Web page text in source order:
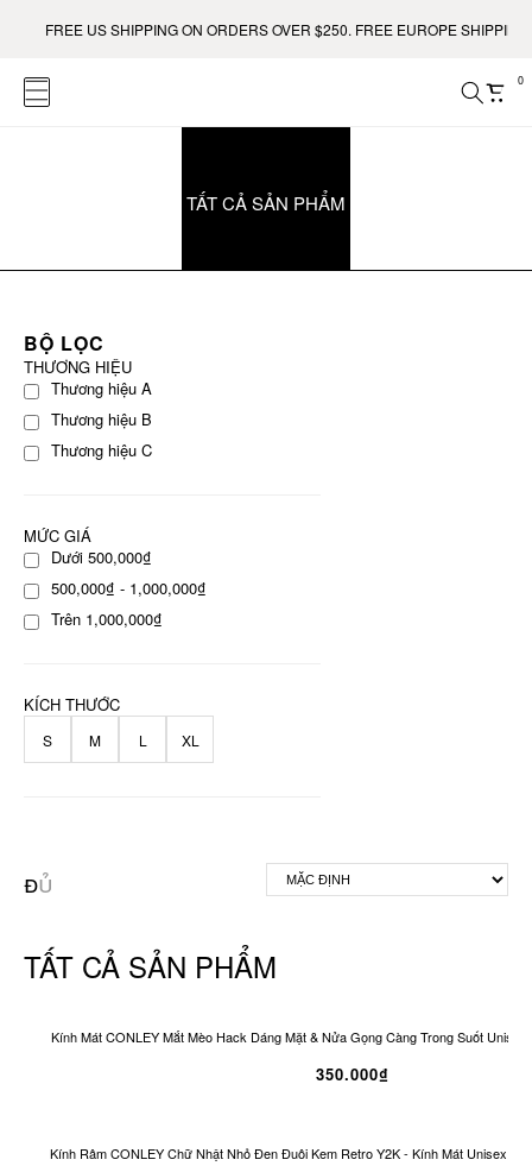
FREE US SHIPPING ON ORDERS OVER $250. FREE EUROPE SHIPPING
0
TẤT CẢ SẢN PHẨM
BỘ LỌC
THƯƠNG HIỆU
Thương hiệu A
Thương hiệu B
Thương hiệu C
MỨC GIÁ
Dưới 500,000₫
500,000₫ - 1,000,000₫
Trên 1,000,000₫
KÍCH THƯỚC
S M L XL
TẤT CẢ SẢN PHẨM
Kính Mát CONLEY Mắt Mèo Hack Dáng Mặt & Nửa Gọng Càng Trong Suốt
350.000₫
Kính Râm CONLEY Chữ Nhật Nhỏ Đen Đuôi Kem Retro Y2K - Kính Mát Unisex